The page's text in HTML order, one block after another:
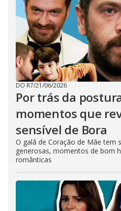
DO R7/21/06/2026
Por trás da
momentos que
sensível de Bora
O galã de Coração de Mãe tem
generosas, momentos de bom
românticas